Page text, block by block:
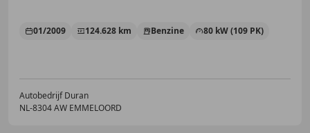
01/2009 124.628 km Benzine 80 kW (109 PK)
Autobedrijf Duran
NL-8304 AW EMMELOORD